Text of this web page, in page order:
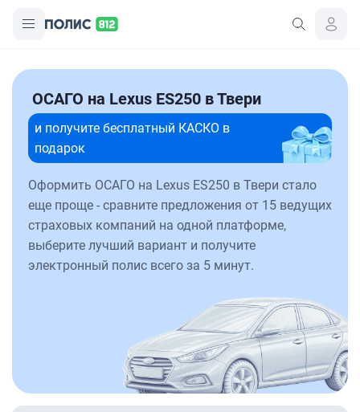
ОСАГО на Lexus ES250 в Твери
и получите бесплатный КАСКО в
подарок
Оформить ОСАГО на Lexus ES250 в Твери стало
еще проще - сравните предложения от 15 ведущих
страховых компаний на одной платформе,
выберите лучший вариант и получите
электронный полис всего за 5 минут.